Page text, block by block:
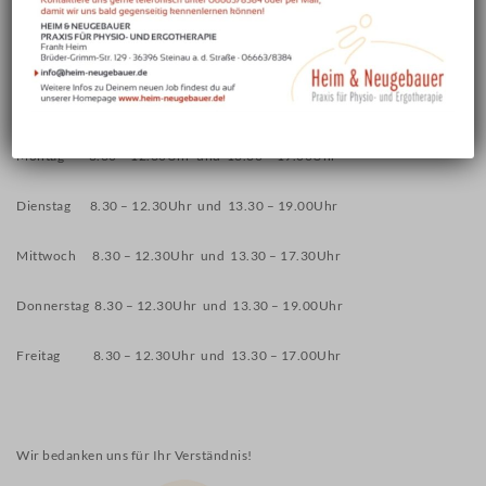
RÜCKENTRAINING AN
PSYCHOMOTORIKKURS FÜR
KINDER IM ALTER VON 5-7
FEIN- UND
Wir möchten Sie darauf hinweisen, dass unsere Praxis ihre
Öffnungszeiten anpasst.
Ab sofort sind wir wie folgt für Sie da:
Montag 8.30 – 12.30Uhr und 13.30 – 19.00Uhr
Dienstag 8.30 – 12.30Uhr und 13.30 – 19.00Uhr
Mittwoch 8.30 – 12.30Uhr und 13.30 – 17.30Uhr
Donnerstag 8.30 – 12.30Uhr und 13.30 – 19.00Uhr
Freitag 8.30 – 12.30Uhr und 13.30 – 17.00Uhr
Wir bedanken uns für Ihr Verständnis!